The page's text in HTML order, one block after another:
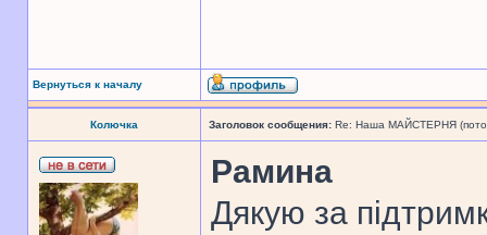
Вернуться к началу
Колючка Заголовок сообщения: Re: Наша МАЙСТЕРНЯ
Рамина
Дякую за